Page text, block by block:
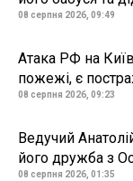
08 серпня 2026, 09:49
Атака РФ на
пожежі, є
08 серпня 2026, 09:23
Ведучий
його дружба з
08 серпня 2026, 01:35